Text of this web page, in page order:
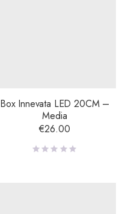
Box Innevata LED 20CM –
Media
€26.00